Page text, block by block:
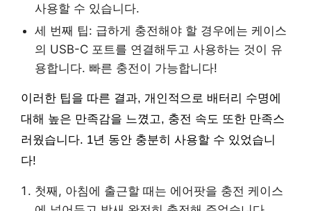
사용할 수 있습니다.
세 번째 팁: 급하게 충전해야 할 경우에는 케이스
의 USB-C 포트를 연결해두고 사용하는 것이 유
용합니다. 빠른 충전이 가능합니다!
이러한 팁을 따른 결과, 개인적으로 배터리 수명에
대해 높은 만족감을 느꼈고, 충전 속도 또한 만족스
러웠습니다. 1년 동안 충분히 사용할 수 있었습니
다!
첫째, 아침에 출근할 때는 에어팟을 충전 케이스